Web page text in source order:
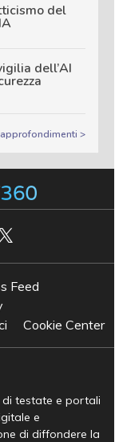
del
dell’AI
>
Feed
Cookie Center
testate e portali
e
di diffondere la